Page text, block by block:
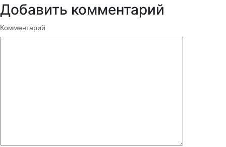
Добавить комментарий
Комментарий